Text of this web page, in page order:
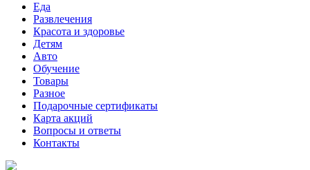
Еда
Развлечения
Красота и здоровье
Детям
Авто
Обучение
Товары
Разное
Подарочные сертификаты
Карта акций
Вопросы и ответы
Контакты